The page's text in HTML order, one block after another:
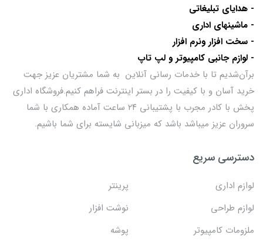
- هدایای تبلیغاتی
- ماشینهای اداری
- سخت افزار ونرم افزار
- لوازم جانبی کامپیوتر و لپ تاپ
برآن‌شدیم تا با خدمات رسانی آنلاین به شما مشتریان عزیز جهت
خرید آسان و با کیفیت را در بستر اینترنت فراهم کنیم.فروشگاه اداری
پخش با کادر مجرب با پشتیبانی ۲۴ ساعت آماده همکاری با شما
سروران عزیز میباشد باشد که میزبانی شایسته برای شما باشیم.
دسترسی سریع
لوازم اداری
پرینتر
لوازم طراحی
نوشت افزار
ملزومات کامپیوتر
پوشه